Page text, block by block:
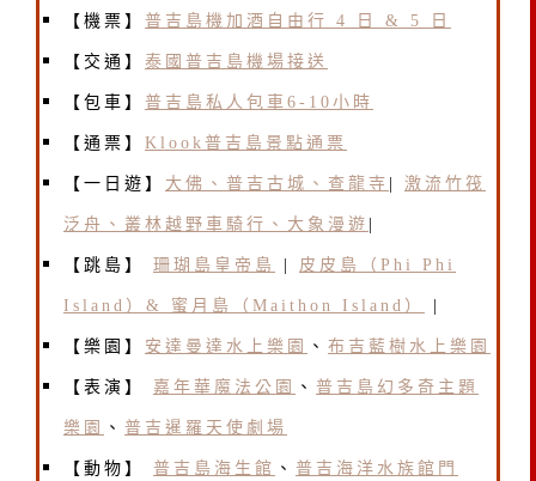
【機票】 普吉島機加酒自由行 4 日 & 5 日
【交通】 泰國普吉島機場接送
【包車】 普吉島私人包車6-10小時
【通票】 Klook普吉島景點通票
【一日遊】 大佛、普吉古城、查龍寺 激流竹筏
泛舟、叢林越野車騎行、大象漫遊
【跳島】 珊瑚島皇帝島 皮皮島（Phi Phi
Island）& 蜜月島（Maithon Island）
【樂園】 安達曼達水上樂園 、 布吉藍樹水上樂園
【表演】 嘉年華魔法公園 、 普吉島幻多奇主題
樂園 、 普吉暹羅天使劇場
【動物】 普吉島海生館 、 普吉海洋水族館門